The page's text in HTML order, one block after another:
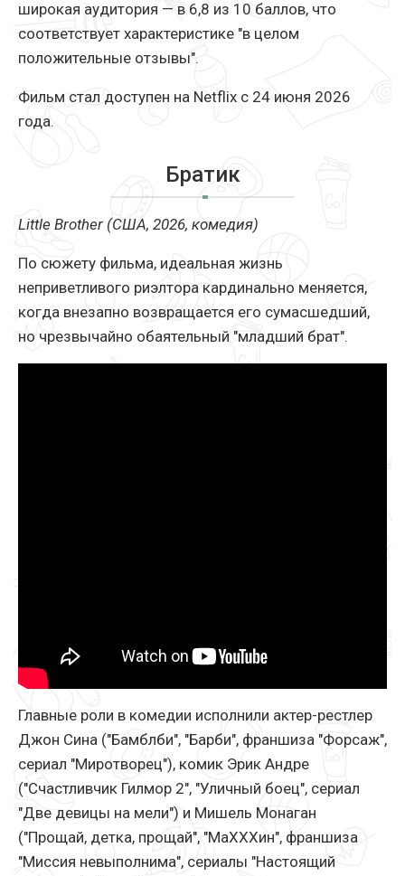
широкая аудитория — в 6,8 из 10 баллов, что
соответствует характеристике "в целом
положительные отзывы".
Фильм стал доступен на Netflix с 24 июня 2026
года.
Братик
Little Brother (США, 2026, комедия)
По сюжету фильма, идеальная жизнь
неприветливого риэлтора кардинально меняется,
когда внезапно возвращается его сумасшедший,
но чрезвычайно обаятельный "младший брат".
Главные роли в комедии исполнили актер-рестлер
Джон Сина ("Бамблби", "Барби", франшиза "Форсаж",
сериал "Миротворец"), комик Эрик Андре
("Счастливчик Гилмор 2", "Уличный боец", сериал
"Две девицы на мели") и Мишель Монаган
("Прощай, детка, прощай", "МаХХХин", франшиза
"Миссия невыполнима", сериалы "Настоящий